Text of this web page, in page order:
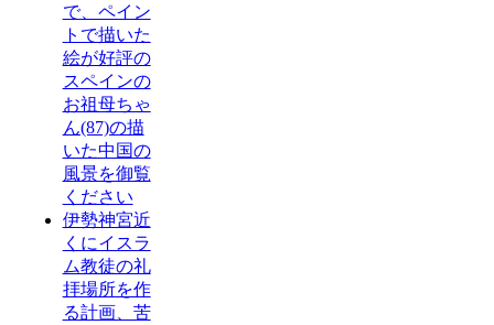
で、ペイン
トで描いた
絵が好評の
スペインの
お祖母ちゃ
ん(87)の描
いた中国の
風景を御覧
ください
伊勢神宮近
くにイスラ
ム教徒の礼
拝場所を作
る計画、苦